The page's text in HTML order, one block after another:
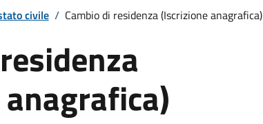
civile / Cambio di residenza (Iscrizione anagrafica)